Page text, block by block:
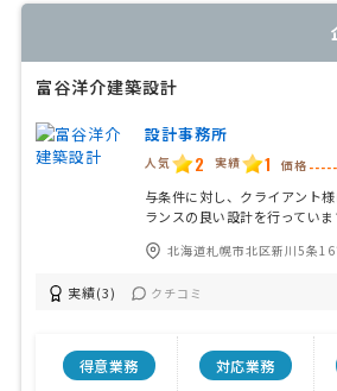
富谷洋介建築設計
設計事務所
人気 2 実績 1 価格 -----
与条件に対し、クライアント
ランスの良い設計を行っていま
北海道札幌市北区新川5条
実績(3) クチコミ
得意業務
対応業務